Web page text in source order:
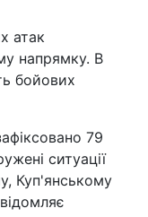
атак
напрямку. В
бойових
79
ситуації
Куп'янському